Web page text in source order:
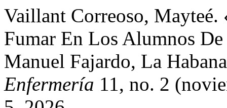
Vaillant Correoso, Mayteé.
Fumar En Los Alumnos
Manuel Fajardo, La
Enfermería 11, no. 2